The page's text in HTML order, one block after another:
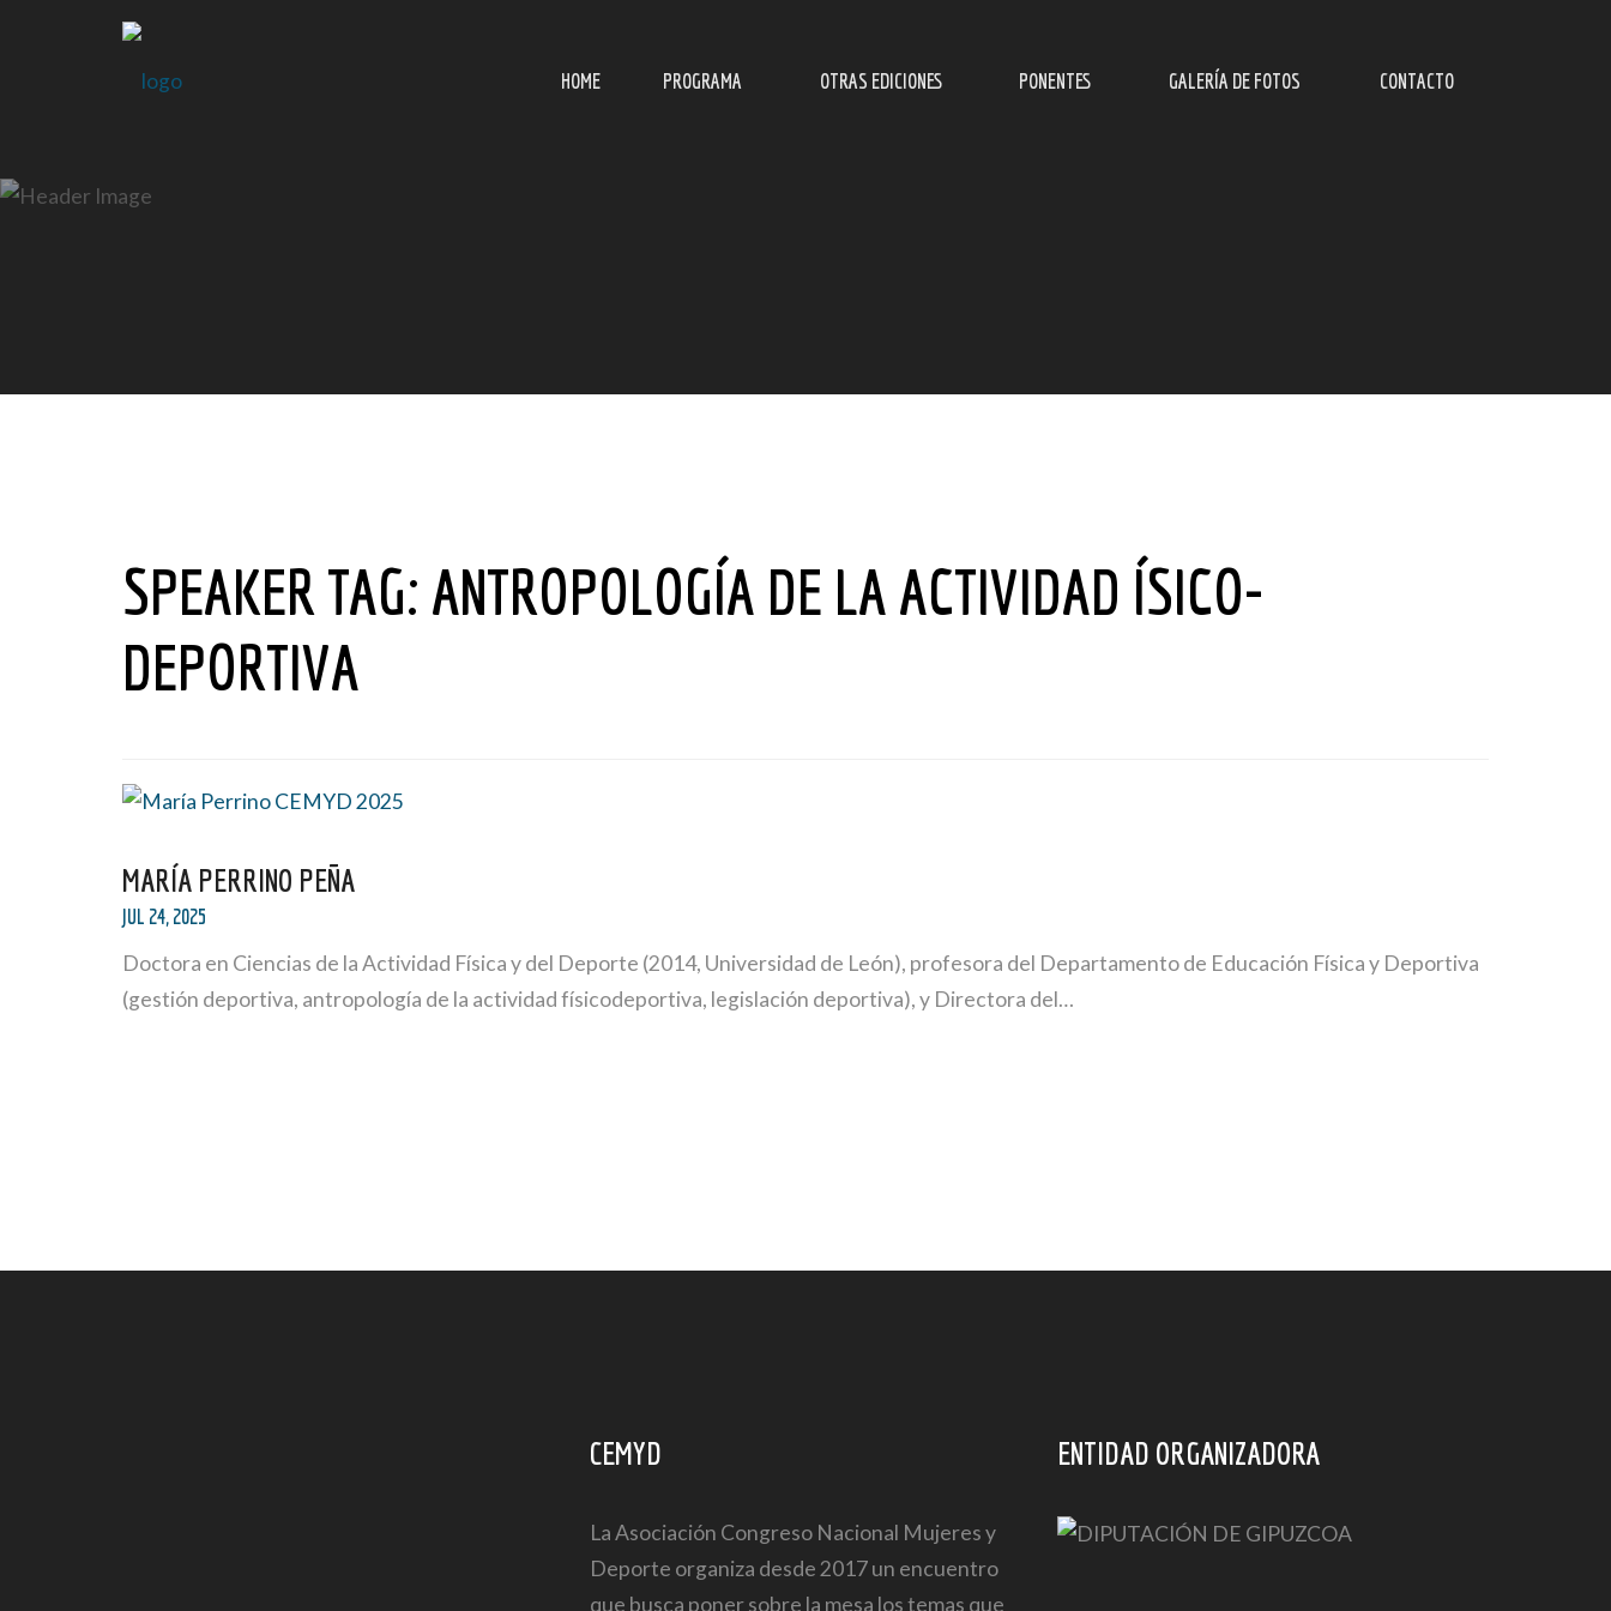
HOME PROGRAMA OTRAS EDICIONES PONENTES GALERÍA DE FOTOS CONTACTO
SPEAKER TAG: ANTROPOLOGÍA DE LA ACTIVIDAD ÍSICO-
DEPORTIVA
MARÍA PERRINO PEÑA
JUL 24, 2025
Doctora en Ciencias de la Actividad Física y del Deporte (2014, Universidad de León), profesora del Departamento de Educación Física y Deportiva
(gestión deportiva, antropología de la actividad físicodeportiva, legislación deportiva), y Directora del…
CEMYD
La Asociación Congreso Nacional Mujeres y
Deporte organiza desde 2017 un encuentro
que busca poner sobre la mesa los temas que
ENTIDAD ORGANIZADORA